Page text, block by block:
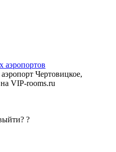
аэропортов
Чертовицкое,
VIP-rooms.ru
?